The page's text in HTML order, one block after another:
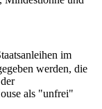
im
werden, die
als "unfrei"